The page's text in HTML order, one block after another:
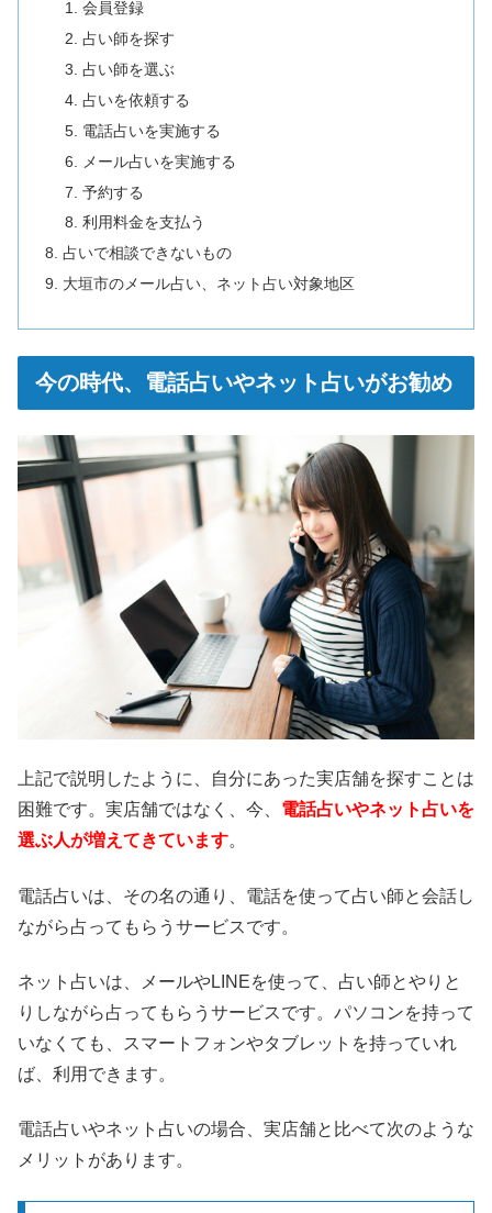
会員登録
占い師を探す
占い師を選ぶ
占いを依頼する
電話占いを実施する
メール占いを実施する
予約する
利用料金を支払う
占いで相談できないもの
大垣市のメール占い、ネット占い対象地区
今の時代、電話占いやネット占いがお勧め
上記で説明したように、自分にあった実店舗を探すことは
困難です。実店舗ではなく、今、 電話占いやネット占いを
選ぶ人が増えてきています。
電話占いは、その名の通り、電話を使って占い師と会話し
ながら占ってもらうサービスです。
ネット占いは、メールやLINEを使って、占い師とやりと
りしながら占ってもらうサービスです。パソコンを持って
いなくても、スマートフォンやタブレットを持っていれ
ば、利用できます。
電話占いやネット占いの場合、実店舗と比べて次のような
メリットがあります。